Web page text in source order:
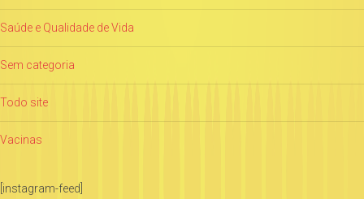
Saúde e Qualidade de Vida
Sem categoria
Todo site
Vacinas
[instagram-feed]